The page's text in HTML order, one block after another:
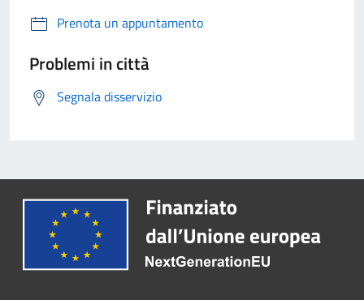
Prenota un appuntamento
Problemi in città
Segnala disservizio